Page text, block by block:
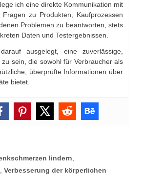
ich eine direkte Kommunikation mit
zu Produkten, Kaufprozessen
Problemen zu beantworten, stets
Daten und Testergebnissen.
ausgelegt, eine zuverlässige,
sein, die sowohl für Verbraucher als
überprüfte Informationen über
bietet.
lindern
Verbesserung der körperlichen